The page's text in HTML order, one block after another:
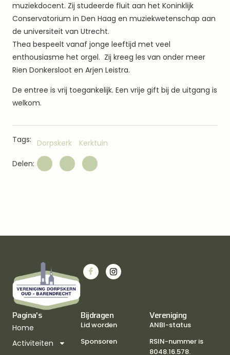
muziekdocent. Zij studeerde fluit aan het Koninklijk
Conservatorium in Den Haag en muziekwetenschap aan
de universiteit van Utrecht.
Thea bespeelt vanaf jonge leeftijd met veel
enthousiasme het orgel. Zij kreeg les van onder meer
Rien Donkersloot en Arjen Leistra.
De entree is vrij toegankelijk. Een vrije gift bij de uitgang is
welkom.
Tags: Dorpskerk Kerktuin
Delen:
Bijdragen
Lid worden
Sponsoren
Vereniging
ANBI-status
RSIN-nummer is
8048.16.578.
Pagina's
Home
Activiteiten